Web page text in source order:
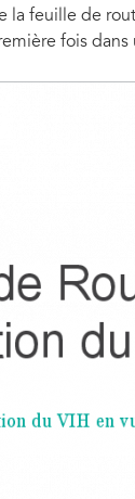
la feuille de
fois